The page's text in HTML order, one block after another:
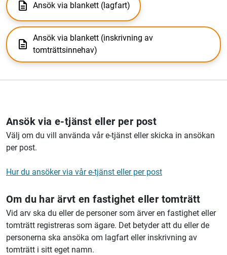
Ansök via blankett (lagfart)
Ansök via blankett (inskrivning av
tomträttsinnehav)
Ansök via e-tjänst eller per post
Välj om du vill använda vår e-tjänst eller skicka in ansökan
per post.
Hur du ansöker via vår e-tjänst eller per post
Om du har ärvt en fastighet eller tomträtt
Vid arv ska du eller de personer som ärver en fastighet eller
tomträtt registreras som ägare. Det betyder att du eller de
personerna ska ansöka om lagfart eller inskrivning av
tomträtt i sitt eget namn.